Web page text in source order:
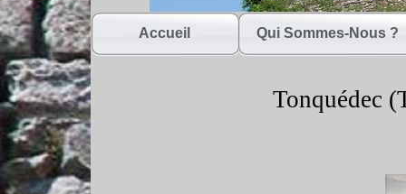
Accueil Qui Sommes-Nous ?
Tonquédec